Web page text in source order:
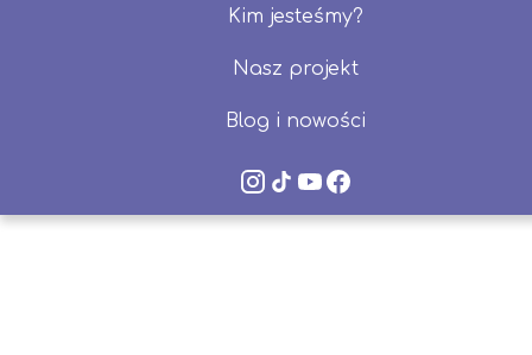
Kim jesteśmy?
Nasz projekt
Blog i nowości
Instagram
VLO
TikTok
VLO
YouTube
VLO
Facebook
VLO